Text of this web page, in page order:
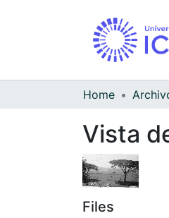
Home
Vista
Files